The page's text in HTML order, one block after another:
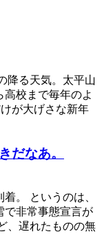
降る天気。太平山
校まで毎年のよ
が大げさな新年
だなあ。
。 というのは、
で非常事態宣言が
、遅れたものの無